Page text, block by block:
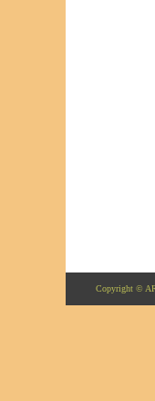
Copyright ©